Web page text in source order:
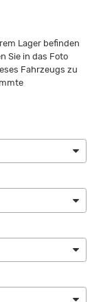
Lager befinden
Sie in das Foto
Fahrzeugs zu